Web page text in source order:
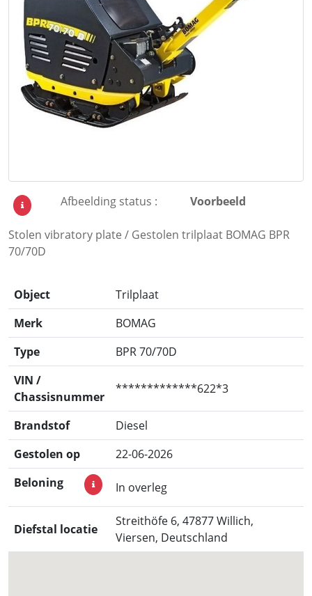
Afbeelding status : Voorbeeld
Stolen vibratory plate / Gestolen trilplaat BOMAG BPR
70/70D
Object
Trilplaat
Merk
BOMAG
Type
BPR 70/70D
VIN /
Chassisnummer
*************622*3
Brandstof
Diesel
Gestolen op
22-06-2026
Beloning
In overleg
Diefstal locatie
Streithöfe 6, 47877 Willich,
Viersen, Deutschland